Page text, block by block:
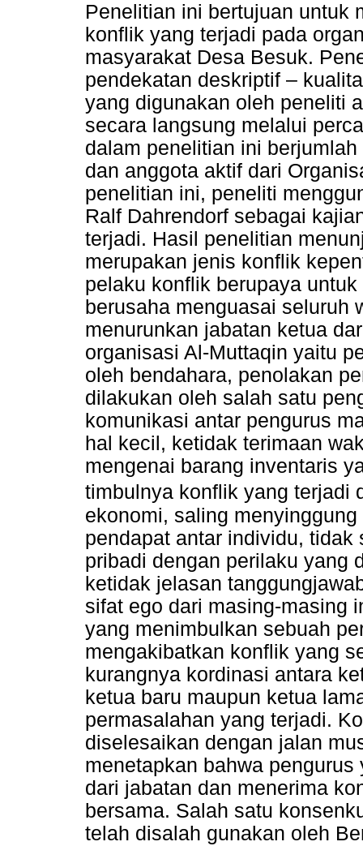
Penelitian ini bertujuan untuk
konflik yang terjadi pada
masyarakat Desa Besuk.
pendekatan deskriptif –
yang digunakan oleh peneliti
secara langsung melalui
dalam penelitian ini
dan anggota aktif dari
penelitian ini, peneliti
Ralf Dahrendorf sebagai
terjadi. Hasil penelitian
merupakan jenis konflik
pelaku konflik berupaya
berusaha menguasai seluruh
menurunkan jabatan ketua
organisasi Al-Muttaqin yaitu
oleh bendahara, penolakan
dilakukan oleh salah satu
komunikasi antar pengurus
hal kecil, ketidak terimaan
mengenai barang inventaris
timbulnya konflik yang
ekonomi, saling
pendapat antar individu,
pribadi dengan perilaku yang
ketidak jelasan
sifat ego dari masing-masing
yang menimbulkan sebuah
mengakibatkan konflik yang
kurangnya kordinasi antara
ketua baru maupun ketua
permasalahan yang terjadi.
diselesaikan dengan jalan
menetapkan bahwa
dari jabatan dan menerima
bersama. Salah satu
telah disalah gunakan oleh